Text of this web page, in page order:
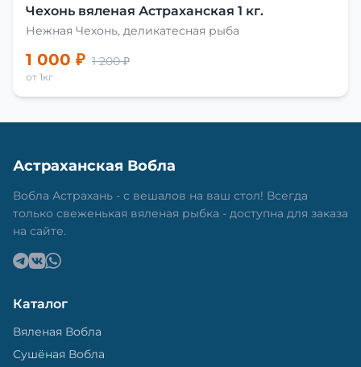
Чехонь вяленая Астраханская 1 кг.
Нежная Чехонь, деликатесная рыба
1 000 ₽ 1 200 ₽
от 1кг
Астраханская Вобла
Вобла Астрахань - с вешалов на ваш стол! Всегда
только свеженькая вяленая рыбка - доступна для заказа
на сайте.
Каталог
Вяленая Вобла
Сушёная Вобла